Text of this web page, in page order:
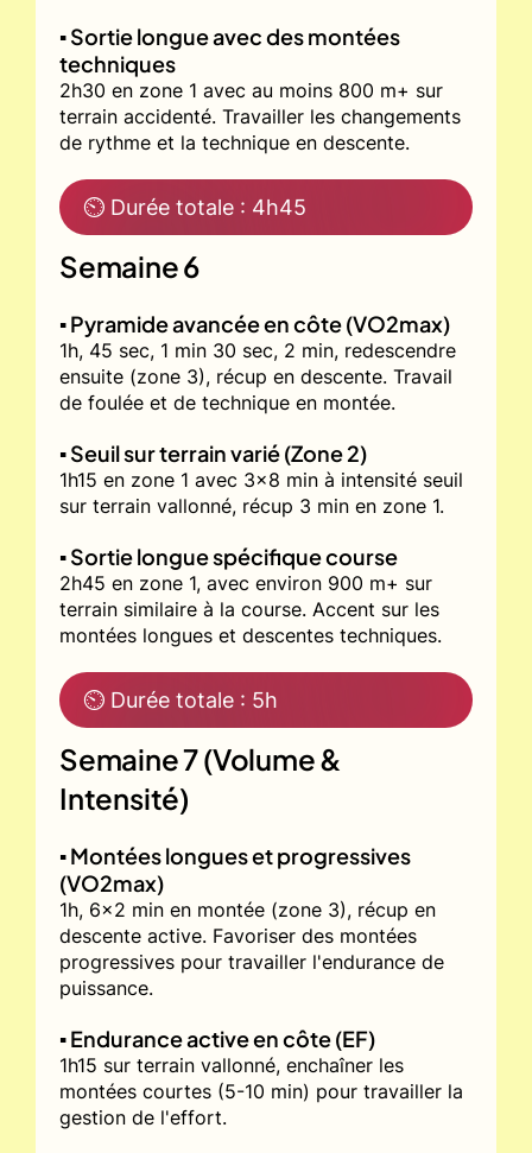
▪️ Sortie longue avec des montées
techniques
2h30 en zone 1 avec au moins 800 m+ sur
terrain accidenté. Travailler les changements
de rythme et la technique en descente.
⏲ Durée totale : 4h45
Semaine 6
▪️ Pyramide avancée en côte (VO2max)
1h, 45 sec, 1 min 30 sec, 2 min, redescendre
ensuite (zone 3), récup en descente. Travail
de foulée et de technique en montée.
▪️ Seuil sur terrain varié (Zone 2)
1h15 en zone 1 avec 3x8 min à intensité seuil
sur terrain vallonné, récup 3 min en zone 1.
▪️ Sortie longue spécifique course
2h45 en zone 1, avec environ 900 m+ sur
terrain similaire à la course. Accent sur les
montées longues et descentes techniques.
⏲ Durée totale : 5h
Semaine 7 (Volume &
Intensité)
▪️ Montées longues et progressives
(VO2max)
1h, 6x2 min en montée (zone 3), récup en
descente active. Favoriser des montées
progressives pour travailler l'endurance de
puissance.
▪️ Endurance active en côte (EF)
1h15 sur terrain vallonné, enchaîner les
montées courtes (5-10 min) pour travailler la
gestion de l'effort.